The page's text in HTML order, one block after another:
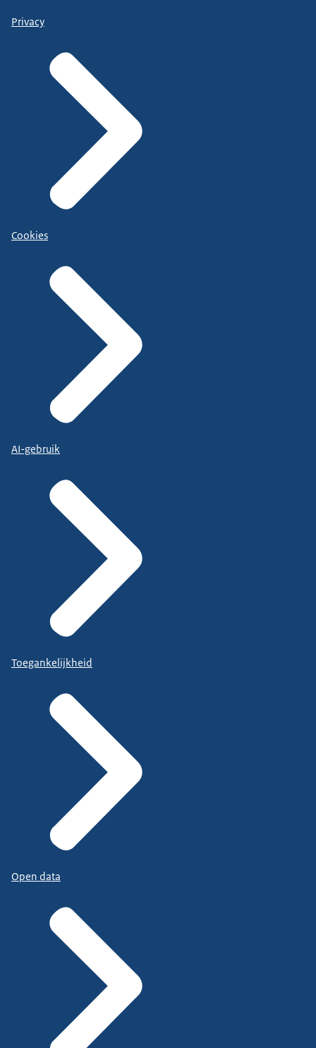
Privacy
Cookies
AI-gebruik
Toegankelijkheid
Open data